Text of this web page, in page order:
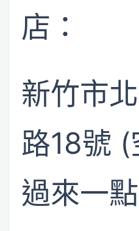
店：
新竹市
路18號
過來一